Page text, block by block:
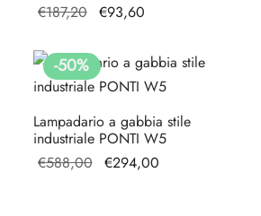
€187,20 Il prezzo
era:
€187,20.
€93,60
attuale
è:
-50%
Lampadario a gabbia stile
industriale PONTI W5
€588,00 Il prezzo
€294,00